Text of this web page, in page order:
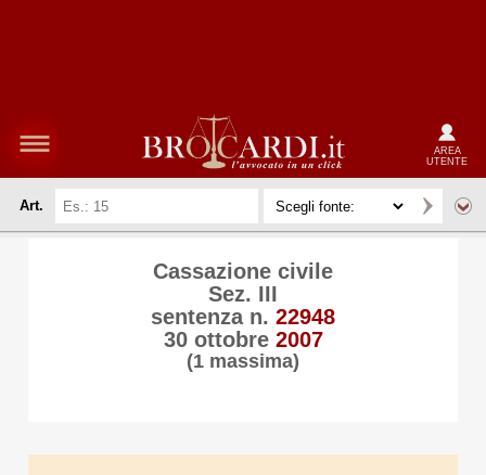
AREA
UTENTE
Art.
Cassazione civile
Sez. III
sentenza n. 22948
30 ottobre 2007
(1 massima)